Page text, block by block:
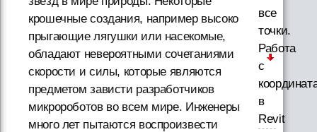
крошечные создания, например высоко
прыгающие лягушки или насекомые,
обладают невероятными сочетаниями
скорости и силы, которые являются
предметом зависти разработчиков
микророботов во всем мире. Инженеры
много лет пытаются воспроизвести
все
точки.
Работа
с
в
Revit